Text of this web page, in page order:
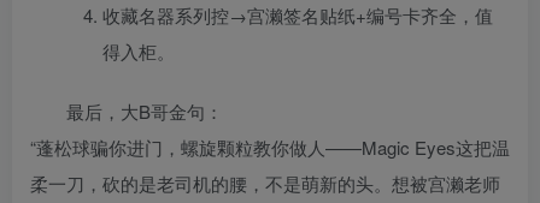
收藏名器系列控→宫濑签名贴纸+编号卡齐全，值
得入柜。
最后，大B哥金句：
“蓬松球骗你进门，螺旋颗粒教你做人——Magic Eyes这把温
柔一刀，砍的是老司机的腰，不是萌新的头。想被宫濑老师